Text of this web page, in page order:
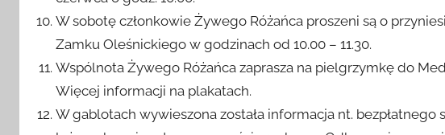
czerwca o godz. 10.00.
W sobotę członkowie Żywego Różańca proszeni są o
Zamku Oleśnickiego w godzinach od 10.00 – 11.30.
Wspólnota Żywego Różańca zaprasza na pielgrzymkę do
Więcej informacji na plakatach.
W gablotach wywieszona została informacja nt.